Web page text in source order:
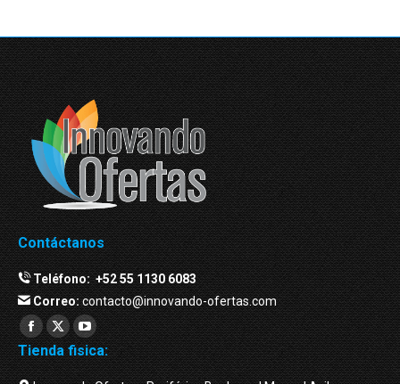
Contáctanos
Teléfono:+52 55 1130 6083
Correo:contacto@innovando-ofertas.com
Facebook
page
Twitter
page
YouTube
page
Tienda fisica: